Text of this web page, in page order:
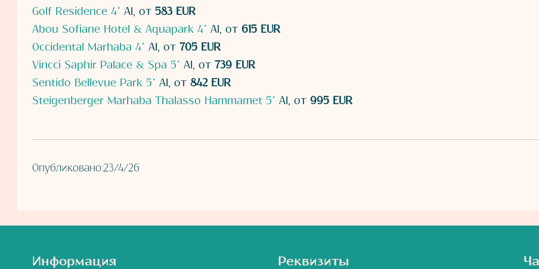
Golf Residence 4* AI, от 583 EUR
Abou Sofiane Hotel & Aquapark 4* AI, от 615 EUR
Occidental Marhaba 4* AI, от 705 EUR
Vincci Saphir Palace & Spa 5* AI, от 739 EUR
Sentido Bellevue Park 5* AI, от 842 EUR
Steigenberger Marhaba Thalasso Hammamet 5* AI, от 995 EUR
Опубликовано:23/4/26
Информация Реквизиты